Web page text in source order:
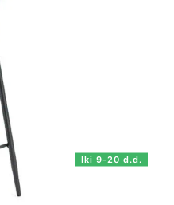
Iki 9-20 d.d.